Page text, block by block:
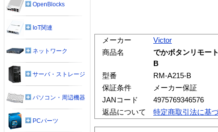
メーカー
Victor
商品名
でかボタンリモー
B
型番
RM-A215-B
保証条件
メーカー保証
JANコード
4975769346576
返品について
特定商取引法に基
OpenBlocks
IoT関連
ネットワーク
サーバ・ストレージ
パソコン・周辺機器
PCパーツ